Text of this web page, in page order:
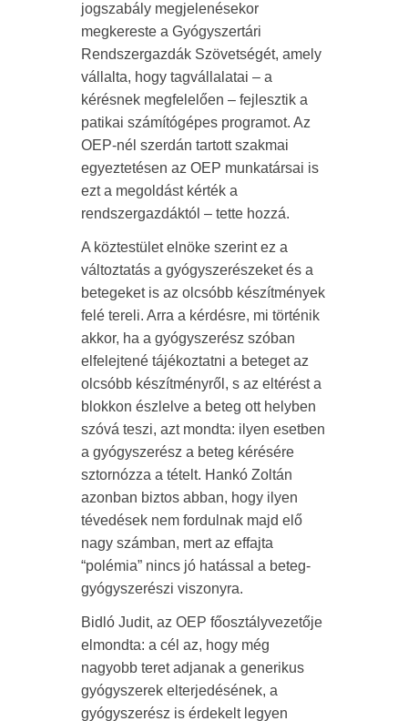
jogszabály megjelenésekor
megkereste a Gyógyszertári
Rendszergazdák Szövetségét, amely
vállalta, hogy tagvállalatai – a
kérésnek megfelelően – fejlesztik a
patikai számítógépes programot. Az
OEP-nél szerdán tartott szakmai
egyeztetésen az OEP munkatársai is
ezt a megoldást kérték a
rendszergazdáktól – tette hozzá.
A köztestület elnöke szerint ez a
változtatás a gyógyszerészeket és a
betegeket is az olcsóbb készítmények
felé tereli. Arra a kérdésre, mi történik
akkor, ha a gyógyszerész szóban
elfelejtené tájékoztatni a beteget az
olcsóbb készítményről, s az eltérést a
blokkon észlelve a beteg ott helyben
szóvá teszi, azt mondta: ilyen esetben
a gyógyszerész a beteg kérésére
sztornózza a tételt. Hankó Zoltán
azonban biztos abban, hogy ilyen
tévedések nem fordulnak majd elő
nagy számban, mert az effajta
“polémia” nincs jó hatással a beteg-
gyógyszerészi viszonyra.
Bidló Judit, az OEP főosztályvezetője
elmondta: a cél az, hogy még
nagyobb teret adjanak a generikus
gyógyszerek elterjedésének, a
gyógyszerész is érdekelt legyen